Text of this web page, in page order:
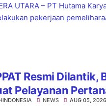
UTARA – PT Hutama
pekerjaan
Resmi Dilantik,
Pelayanan
NEWS AUG 05, 2026